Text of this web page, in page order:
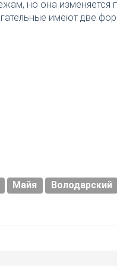
но она изменяется
имеют две
Майя Володарский